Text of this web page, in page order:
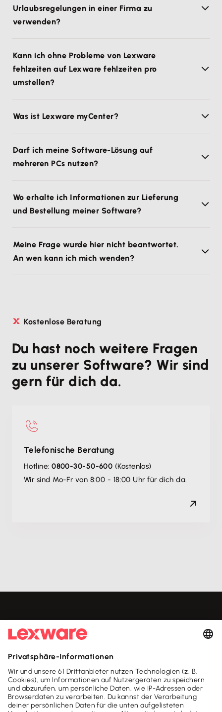
Urlaubsregelungen in einer Firma zu
verwenden?
Kann ich ohne Probleme von Lexware
fehlzeiten auf Lexware fehlzeiten pro
umstellen?
Was ist Lexware myCenter?
Darf ich meine Software-Lösung auf
mehreren PCs nutzen?
Wo erhalte ich Informationen zur Lieferung
und Bestellung meiner Software?
Meine Frage wurde hier nicht beantwortet.
An wen kann ich mich wenden?
Kostenlose Beratung
Du hast noch weitere Fragen
zu unserer Software? Wir sind
gern für dich da.
Telefonische Beratung
Hotline:0800-30-50-600 (Kostenlos)
Wir sind Mo-Fr von 8:00 - 18:00 Uhr für dich da.
Mach's dir leicht und gib deinem Business den
entscheidenden Push - mit unseren Software-Lösungen für
Buchhaltung, Steuer & Finanzen.